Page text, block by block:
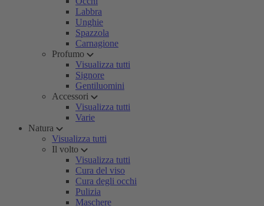
Labbra
Unghie
Spazzola
Carnagione
Profumo
Visualizza tutti
Signore
Gentiluomini
Accessori
Visualizza tutti
Varie
Natura
Visualizza tutti
Il volto
Visualizza tutti
Cura del viso
Cura degli occhi
Pulizia
Maschere